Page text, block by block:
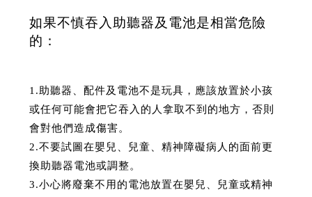
如果不慎吞入助聽器及電池是相當危險
的：
1.助聽器、配件及電池不是玩具，應該放置於小孩
或任何可能會把它吞入的人拿取不到的地方，否則
會對他們造成傷害。
2.不要試圖在嬰兒、兒童、精神障礙病人的面前更
換助聽器電池或調整。
3.小心將廢棄不用的電池放置在嬰兒、兒童或精神